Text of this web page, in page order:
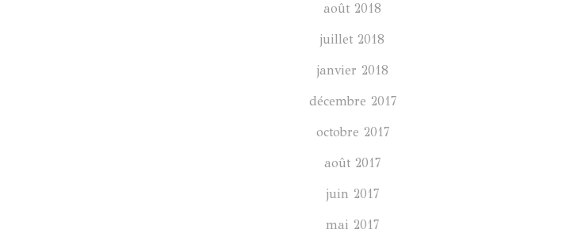
août 2018
juillet 2018
janvier 2018
décembre 2017
octobre 2017
août 2017
juin 2017
mai 2017